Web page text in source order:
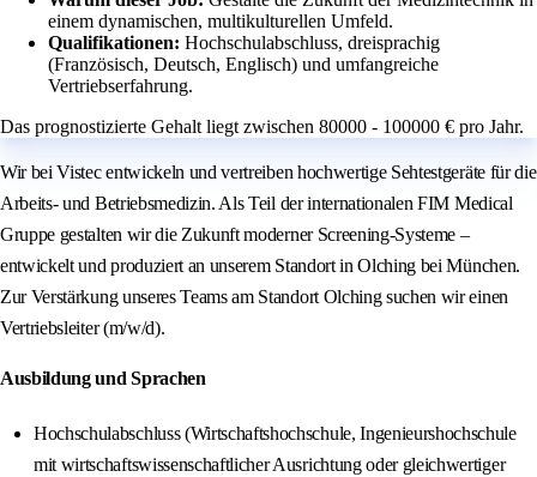
einem dynamischen, multikulturellen Umfeld.
Qualifikationen: Hochschulabschluss, dreisprachig
(Französisch, Deutsch, Englisch) und umfangreiche
Vertriebserfahrung.
Das prognostizierte Gehalt liegt zwischen 80000 - 100000 € pro Jahr.
Wir bei Vistec entwickeln und vertreiben hochwertige Sehtestgeräte für die
Arbeits- und Betriebsmedizin. Als Teil der internationalen FIM Medical
Gruppe gestalten wir die Zukunft moderner Screening-Systeme –
entwickelt und produziert an unserem Standort in Olching bei München.
Zur Verstärkung unseres Teams am Standort Olching suchen wir einen
Vertriebsleiter (m/w/d).
Ausbildung und Sprachen
Hochschulabschluss (Wirtschaftshochschule, Ingenieurshochschule
mit wirtschaftswissenschaftlicher Ausrichtung oder gleichwertiger